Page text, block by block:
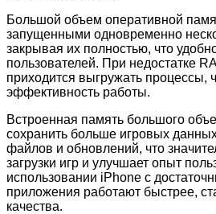
Большой объем оперативной
запущенными одновременно
закрывая их полностью, что
пользователей. При недостатке
приходится выгружать процессы,
эффективность работы.
Встроенная память большого
сохранить больше игровых
файлов и обновлений, что
загрузки игр и улучшает опыт
использовании iPhone с
приложения работают быстрее,
качества.